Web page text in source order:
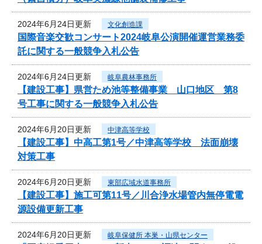
2024年6月24日更新 文化創造課
国際音楽交歓コンサート2024岐阜公演開催運営業務委
託に関する一般競争入札公告
2024年6月24日更新 岐阜農林事務所
【建設工事】県営ため池等整備事業 山口地区 第8
号工事に関する一般競争入札公告
2024年6月20日更新 中津高等学校
【建設工事】中高工第1号／中津高等学校 法面崩壊
対策工事
2024年6月20日更新 東部広域水道事務所
【建設工事】施工可第11号／川合浄水場管内無停電電
源設備更新工事
2024年6月20日更新 岐阜保健所 本巣・山県センター